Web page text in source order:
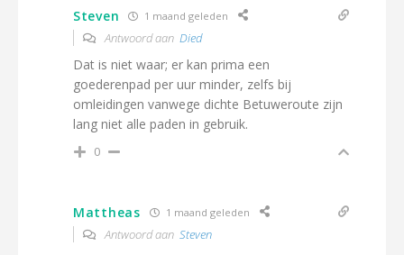
Steven 1 maand geleden
Antwoord aan Died
Dat is niet waar; er kan prima een
goederenpad per uur minder, zelfs bij
omleidingen vanwege dichte Betuweroute zijn
lang niet alle paden in gebruik.
0
Mattheas 1 maand geleden
Antwoord aan Steven